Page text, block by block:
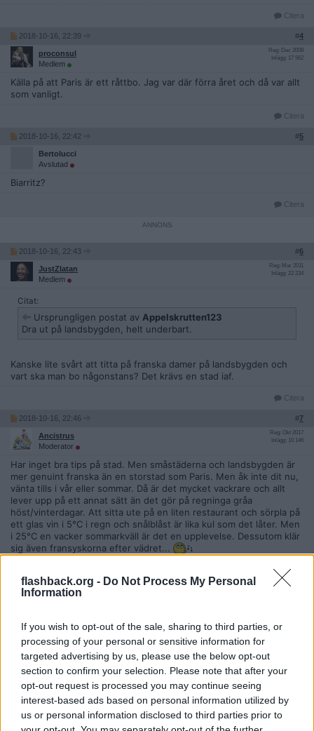
flashback.org - Do Not Process My Personal
Information
If you wish to opt-out of the sale, sharing to third parties, or
processing of your personal or sensitive information for
targeted advertising by us, please use the below opt-out
section to confirm your selection. Please note that after your
opt-out request is processed you may continue seeing
interest-based ads based on personal information utilized by
us or personal information disclosed to third parties prior to
Citera
2018-10-16, 22:39 #4
proconsul
Medlem
Reg: Dec 2008
Inlägg: 17 562
Källa på att Paris är ett råttbo. Jag var där förra året och då var allt
som vanligt.
Citera
2018-10-16, 22:42 #5
Bertolucci
Avslutad
Biarritz?
Citera
2018-10-16, 22:43 #6
JustZlatan
Medlem
Reg: Mar 2011
Inlägg: 22 234
Citat:
Ursprungligen postat av Appelskrutten123
Dra ut på landsbygden, helt underbart.
Kanske lite svårt att titta på franska damer på landsbygden och
vart ska man bo någonstans? Det krävs en stad iaf.
Citera
2018-10-16, 22:46 #7
Ancistrus
Moderator
Reg: Okt 2017
Inlägg: 10 146
Har inget bra tips på stad. Men småstäderna och landsbygden är
mer genuint franska än en storstad som Paris. Men åk inte dit nu,
vänta tills i vår eller sommar. Då är det mycket vackrare och allt
lever upp på ett annat sätt än det gör på regninga gråa
höst/vinterdagar. Att sitta ute på en liten restaurant och sörpla på
ett glas vin i 5°C i regn och snålblåst är lika kul som det låter. Men
i 25°C en vacker sommarkväll är det en upplevelse. Dessutom klär
sig även fransyskorna efter vädret...
Citera
2018-10-16, 22:47
Citat:
Ursprungligen postat av proconsul
Källa på att Paris är ett råttbo. Jag var där förra året och då
var allt som vanligt.
Om vi ignorerar det uppenbara, dvs invandrarna.
https://www.vice.com/sv/article/znwz9a/reasons-why-paris-is-the